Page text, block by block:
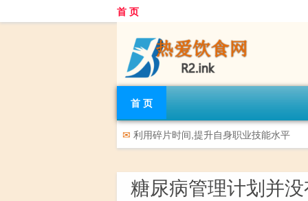
首 页
首 页
✉ 利用碎片时间,提升自身职业技能水平
糖尿病管理计划并